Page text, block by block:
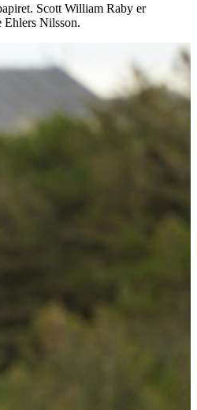
Scott William Raby er
Ehlers Nilsson.